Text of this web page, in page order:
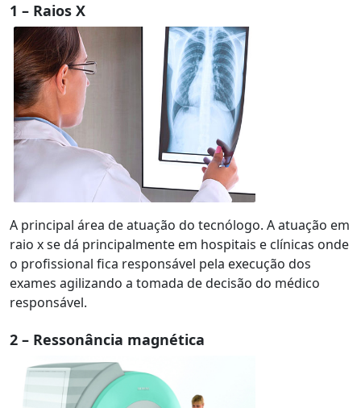
1 – Raios X
A principal área de atuação do tecnólogo. A atuação em
raio x se dá principalmente em hospitais e clínicas onde
o profissional fica responsável pela execução dos
exames agilizando a tomada de decisão do médico
responsável.
2 – Ressonância magnética